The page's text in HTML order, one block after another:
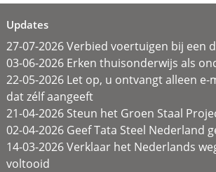
Updates
27-07-2026 Verbied voertuigen bij een
03-06-2026 Erken thuisonderwijs als
22-05-2026 Let op, u ontvangt alleen e-
dat zélf aangeeft
21-04-2026 Steun het Groen Staal
02-04-2026 Geef Tata Steel Nederland
14-03-2026 Verklaar het Nederlands
voltooid